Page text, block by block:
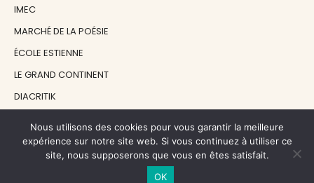
IMEC
MARCHÉ DE LA POÉSIE
ÉCOLE ESTIENNE
LE GRAND CONTINENT
DIACRITIK
NOS SOUTIENS
Nous utilisons des cookies pour vous garantir la meilleure
expérience sur notre site web. Si vous continuez à utiliser ce
site, nous supposerons que vous en êtes satisfait.
OK